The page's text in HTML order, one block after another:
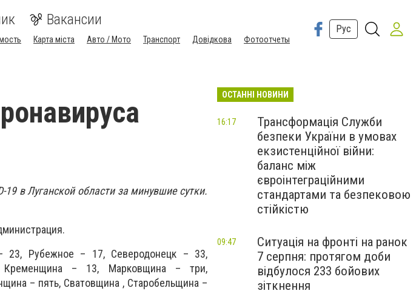
Вакансии
Карта міста Авто / Мото Транспорт Довідкова Фотоотчеты
Рус
в Луганской области за минувшие сутки.
23, Рубежное – 17, Северодонецк – 33,
Кременщина – 13, Марковщина – три,
– пять, Сватовщина , Старобельщина –
ОСТАННІ НОВИНИ
Трансформація Служби
безпеки України в умовах
екзистенційної війни:
баланс між
євроінтеграційними
стандартами та безпековою
стійкістю
16:17
Ситуація на фронті на ранок
7 серпня: протягом доби
відбулося 233 бойових
зіткнення
09:47